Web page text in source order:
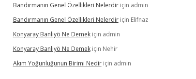
Bandırmanın Genel Özellikleri Nelerdiriçin admin
Bandırmanın Genel Özellikleri Nelerdiriçin Elifnaz
Konyaray Banliyö Ne Demekiçin admin
Konyaray Banliyö Ne Demekiçin Nehir
Akım Yoğunluğunun Birimi Nediriçin admin